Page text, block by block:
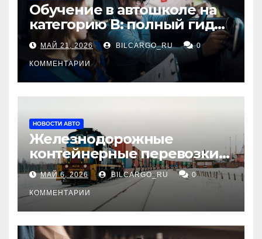
Обучение в автошколе на
категорию В: полный гид
для будущих водителей
МАЙ 21, 2026 BILCARGO_RU 0
КОММЕНТАРИИ
НОВОСТИ АВТО
Железнодорожные
контейнерные перевозки
из Китая в Россию:
маршруты, сроки и
требования
МАЙ 6, 2026 BILCARGO_RU 0
КОММЕНТАРИИ